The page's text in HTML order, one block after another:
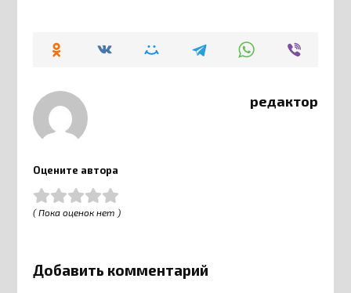
редактор
Оцените автора
( Пока оценок нет )
Добавить комментарий